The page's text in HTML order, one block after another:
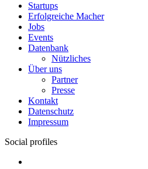
Startups
Erfolgreiche Macher
Jobs
Events
Datenbank
Nützliches
Über uns
Partner
Presse
Kontakt
Datenschutz
Impressum
Social profiles